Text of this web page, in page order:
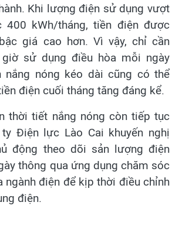
Khi lượng điện sử dụng vượt
400 kWh/tháng, tiền điện được
giá cao hơn. Vì vậy, chỉ cần
sử dụng điều hòa mỗi ngày
nắng nóng kéo dài cũng có thể
điện cuối tháng tăng đáng kể.
thời tiết nắng nóng còn tiếp tục
Điện lực Lào Cai khuyến nghị
động theo dõi sản lượng điện
thông qua ứng dụng chăm sóc
ngành điện để kịp thời điều chỉnh
điện.